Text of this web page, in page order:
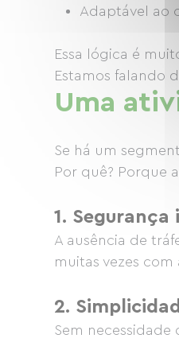
Adaptável ao
Essa lógica é
Estamos falando
Uma
Se há um
Por quê? Porque
1. Segurança
A ausência de
muitas vezes
2.
Sem